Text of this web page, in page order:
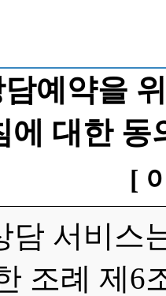
예약을
에 대한 동
[
담 서비스
조례 제6